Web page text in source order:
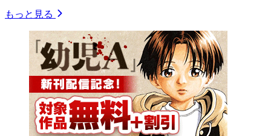
もっと見る